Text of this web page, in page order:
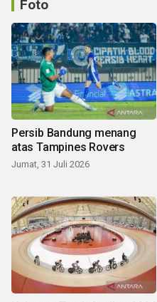
Foto
Persib Bandung menang
atas Tampines Rovers
Jumat, 31 Juli 2026